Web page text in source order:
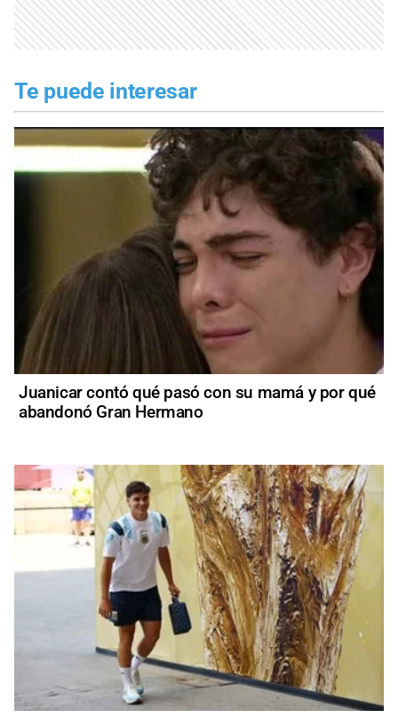
Te puede interesar
Juanicar contó qué pasó con su mamá y por qué
abandonó Gran Hermano